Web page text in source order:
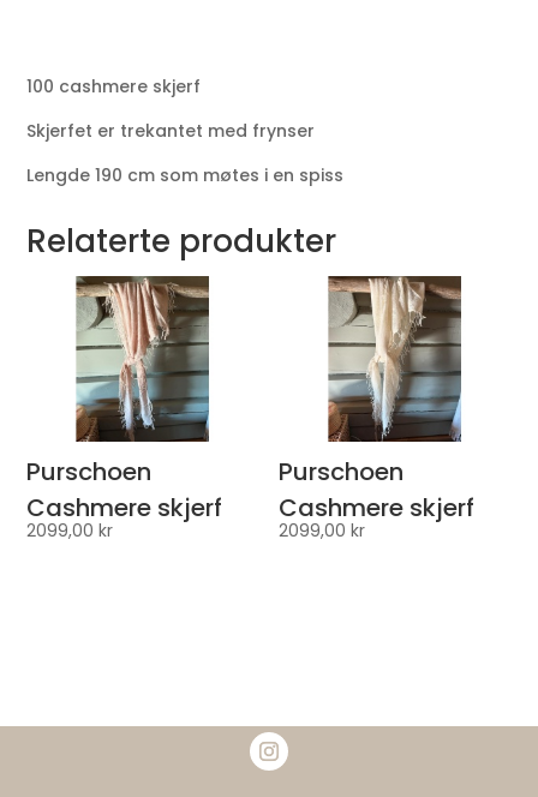
100 cashmere skjerf
Skjerfet er trekantet med frynser
Lengde 190 cm som møtes i en spiss
Relaterte produkter
Purschoen
Cashmere skjerf
2099,00kr
Purschoen
Cashmere skjerf
2099,00kr